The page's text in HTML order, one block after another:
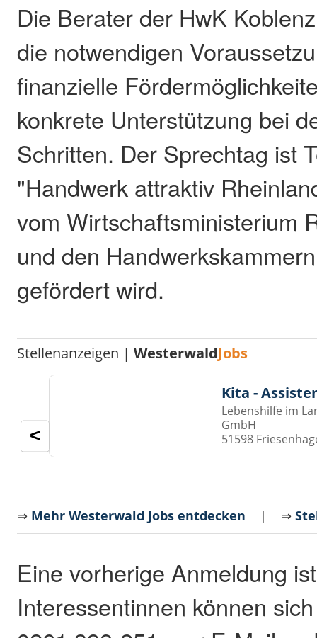
Die Berater der HwK
die notwendigen
finanzielle
konkrete Unterstützung bei
Schritten. Der Sprechtag ist
"Handwerk attraktiv
vom Wirtschaftsministerium
und den
gefördert wird.
Stellenanzeigen |WesterwaldJobs
Kita -
Lebenshilfe im
GmbH
51598
<
⇒ Mehr Westerwald Jobs entdecken | ⇒
Eine vorherige Anmeldung
Interessentinnen können